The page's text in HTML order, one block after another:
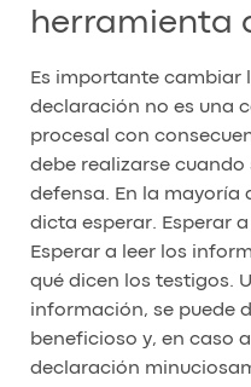
herramienta
Es importante cambiar
declaración no es una
procesal con
debe realizarse cuando
defensa. En la mayoría
dicta esperar. Esperar
Esperar a leer los
qué dicen los testigos.
información, se puede
beneficioso y, en caso
declaración